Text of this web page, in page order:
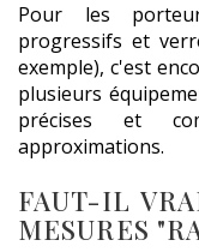
Pour les
progressifs et
exemple), c'est
plusieurs
précises et
approximations.
FAUT-IL
MESURES